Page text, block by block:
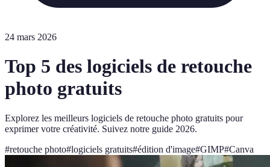
24 mars 2026
Top 5 des logiciels de retouche
photo gratuits
Explorez les meilleurs logiciels de retouche photo gratuits pour
exprimer votre créativité. Suivez notre guide 2026.
#retouche photo#logiciels gratuits#édition d'image#GIMP#Canva